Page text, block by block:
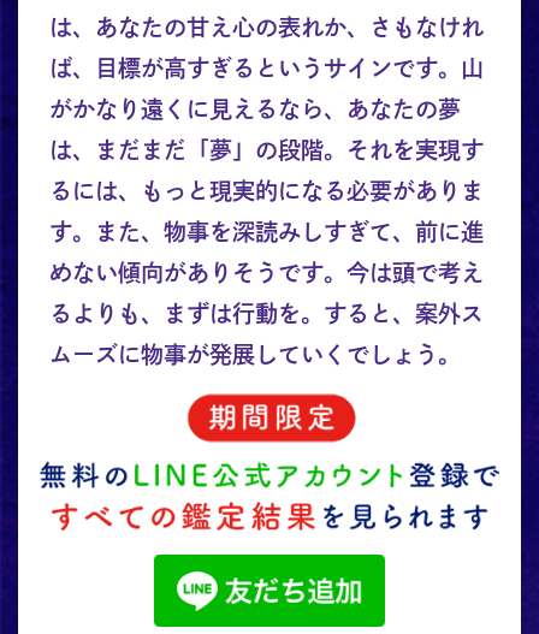
は、あなたの甘え心の表れか、さもなけれ
ば、目標が高すぎるというサインです。山
がかなり遠くに見えるなら、あなたの夢
は、まだまだ「夢」の段階。それを実現す
るには、もっと現実的になる必要がありま
す。また、物事を深読みしすぎて、前に進
めない傾向がありそうです。今は頭で考え
るよりも、まずは行動を。すると、案外ス
ムーズに物事が発展していくでしょう。